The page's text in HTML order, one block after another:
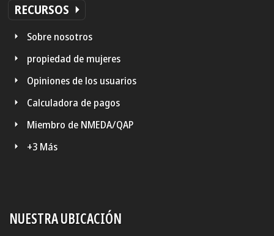
RECURSOS
Sobre nosotros
propiedad de mujeres
Opiniones de los usuarios
Calculadora de pagos
Miembro de NMEDA/QAP
+3 Más
NUESTRA UBICACIÓN